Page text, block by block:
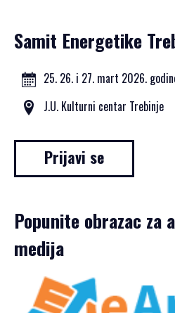
Samit Energetike
25. 26. i 27. mart 2026.
J.U. Kulturni centar Trebinje
Prijavi se
Popunite obrazac za
medija